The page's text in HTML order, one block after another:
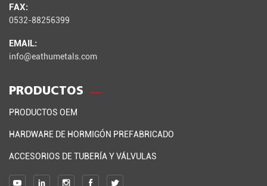
FAX:
0532-88256399
EMAIL:
info@eathumetals.com
PRODUCTOS
PRODUCTOS OEM
HARDWARE DE HORMIGÓN PREFABRICADO
ACCESORIOS DE TUBERÍA Y VÁLVULAS